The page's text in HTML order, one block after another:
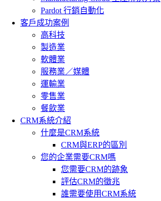
Pardot 行銷自動化
客戶成功案例
高科技
製造業
軟體業
服務業／媒體
運輸業
零售業
餐飲業
CRM系統介紹
什麼是CRM系統
CRM與ERP的區別
您的企業需要CRM嗎
您需要CRM的跡象
評估CRM的徵兆
誰需要使用CRM系統